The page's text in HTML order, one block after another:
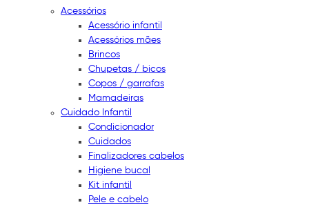
Acessórios
Acessório infantil
Acessórios mães
Brincos
Chupetas / bicos
Copos / garrafas
Mamadeiras
Cuidado Infantil
Condicionador
Cuidados
Finalizadores cabelos
Higiene bucal
Kit infantil
Pele e cabelo